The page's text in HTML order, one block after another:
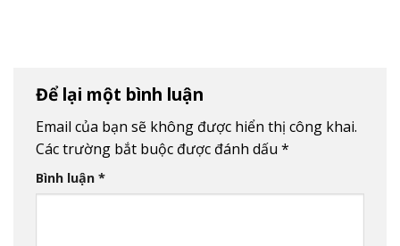
Để lại một bình luận
Email của bạn sẽ không được hiển thị công khai.
Các trường bắt buộc được đánh dấu *
Bình luận *